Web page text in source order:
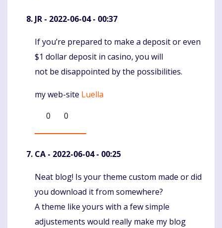
JR - 2022-06-04 - 00:37
Komentaras
If you’re prepared to make a deposit or even
$1 dollar deposit in casino, you will
not be disappointed by the possibilities.
my web-site Luella
0
0
CA - 2022-06-04 - 00:25
Komentaras
Neat blog! Is your theme custom made or did
you download it from somewhere?
A theme like yours with a few simple
adjustements would really make my blog